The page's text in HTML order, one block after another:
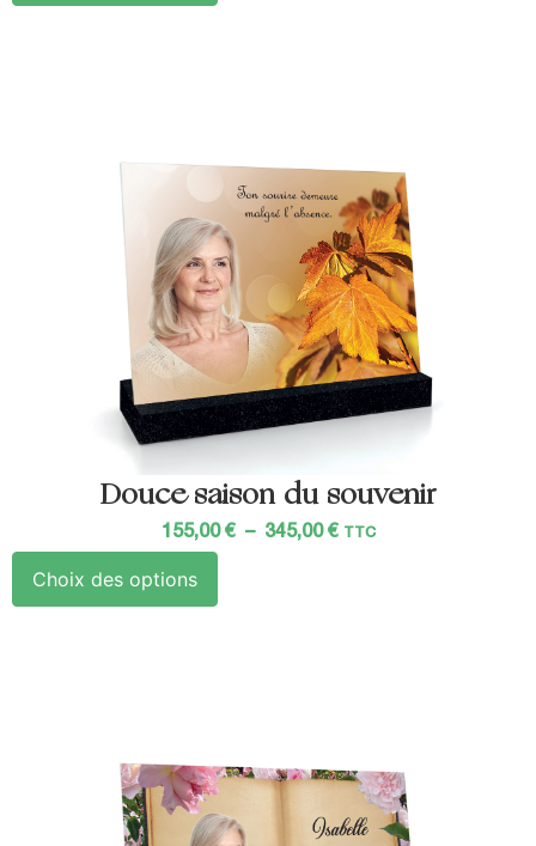
Douce saison du souvenir
155,00 € – 345,00 € TTC
Choix des options